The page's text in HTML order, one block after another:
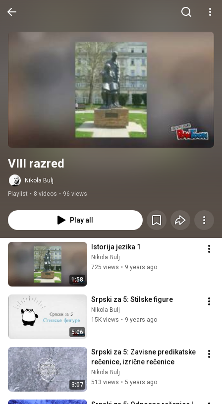
VIII razred
Nikola Bulj
Playlist • 8 videos • 96 views
Play all
1:58
Istorija jezika 1
Nikola Bulj
725 views • 9 years ago
5:06
Srpski za 5: Stilske figure
Nikola Bulj
15K views • 9 years ago
3:07
Srpski za 5: Zavisne predikatske
rečenice, izrične rečenice
Nikola Bulj
513 views • 5 years ago